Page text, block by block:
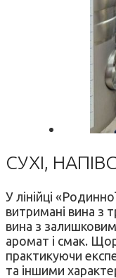
СУХІ,
У лінійці
витримані вина з
вина з
аромат і смак.
практикуючи
та іншими